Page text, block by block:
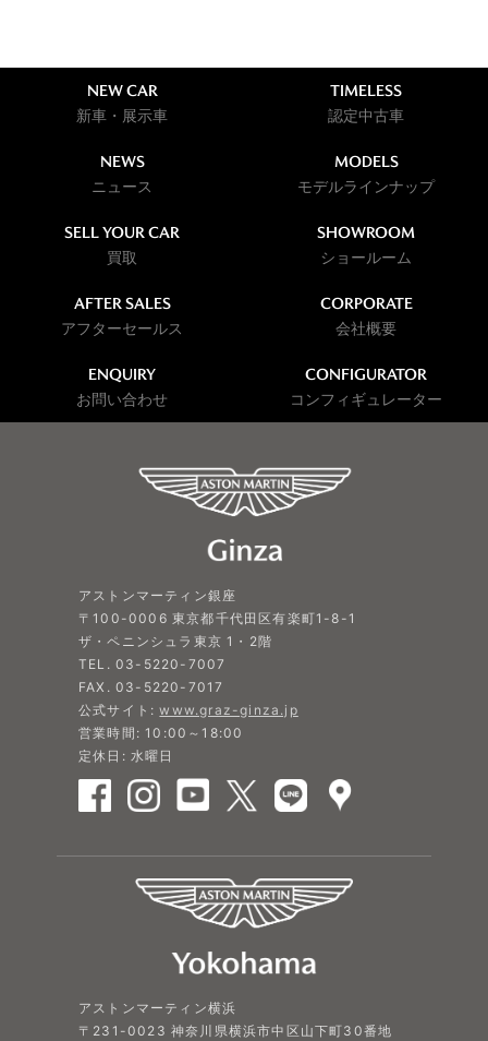
NEW CAR
新車・展示車
TIMELESS
認定中古車
NEWS
ニュース
MODELS
モデルラインナップ
SELL YOUR CAR
買取
SHOWROOM
ショールーム
AFTER SALES
アフターセールス
CORPORATE
会社概要
ENQUIRY
お問い合わせ
CONFIGURATOR
コンフィギュレーター
アストンマーティン銀座
〒100-0006 東京都千代田区有楽町1-8-1
ザ・ペニンシュラ東京 1・2階
TEL. 03-5220-7007
FAX. 03-5220-7017
公式サイト:www.graz-ginza.jp
営業時間: 10:00～18:00
定休日: 水曜日
アストンマーティン横浜
〒231-0023 神奈川県横浜市中区山下町30番地